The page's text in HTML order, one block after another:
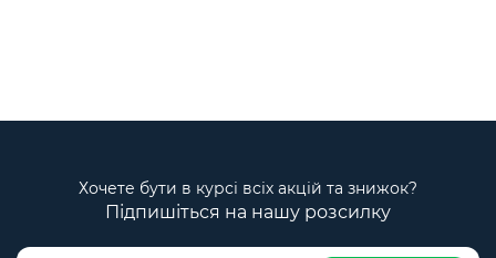
Хочете бути в курсі всіх акцій та знижок?
Підпишіться на нашу розсилку